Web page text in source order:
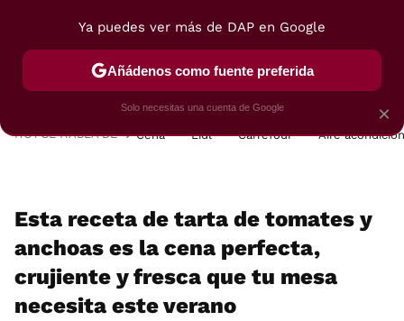
POSTRES VIAJES SELECCIÓN VEGUI
HOY SE HABLA DE Cena Lidl Carrefour Aire
Esta receta de tarta de tomates y
anchoas es la cena perfecta,
crujiente y fresca que tu mesa
necesita este verano
×
Ya puedes ver más de DAP en Google
Añádenos como fuente preferida
Solo necesitas una cuenta de Google